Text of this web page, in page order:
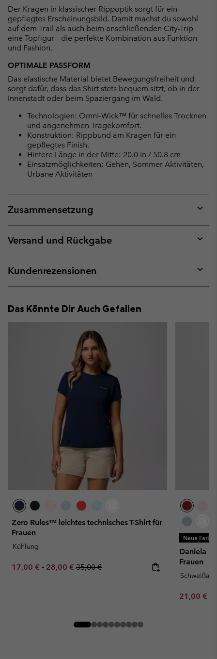
Der Kragen in klassischer Rippoptik sorgt für ein
gepflegtes Erscheinungsbild. Damit machst du sowohl
auf dem Trail als auch beim anschließenden City-Trip
eine Topfigur – die perfekte Kombination aus Funktion
und Fashion.
OPTIMALE PASSFORM
Das elastische Material bietet Bewegungsfreiheit und
sorgt dafür, dass das Shirt stets bequem sitzt, ob in der
Innenstadt oder beim Spaziergang im Wald.
Technologien: Omni-Wick™ für schnelles Trocknen
und angenehmen Tragekomfort.
Konstruktion: Rippbund am Kragen für ein
gepflegtes Finish.
Hintere Länge in der Mitte: 20.0 in / 50.8 cm
Einsatzmöglichkeiten: Gehen, Sommer Aktivitäten,
Urbane Aktivitäten
Zusammensetzung
or
Versand und Rückgabe
or
Kundenrezensionen
or
Das Könnte Dir Auch Gefallen
Zero Rules™ leichtes technisches T-Shirt für
Frauen
Kühlung
Minimum sale price:
17,00 € - Maximum sale price:
28,00 € Regular price:
35,00 €
Neue
Daniela
Frauen
Minimum
21,00 €